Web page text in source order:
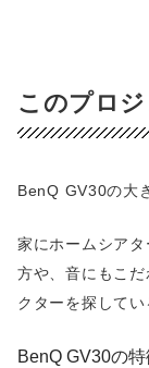
このプロ
BenQ GV30の大
家にホームシア
方や、音にもこ
クターを探してい
BenQ GV30の